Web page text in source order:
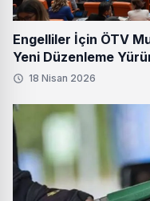
Engelliler İçin ÖTV
Yeni Düzenleme
18 Nisan 2026